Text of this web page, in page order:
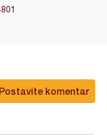
Postavite komentar